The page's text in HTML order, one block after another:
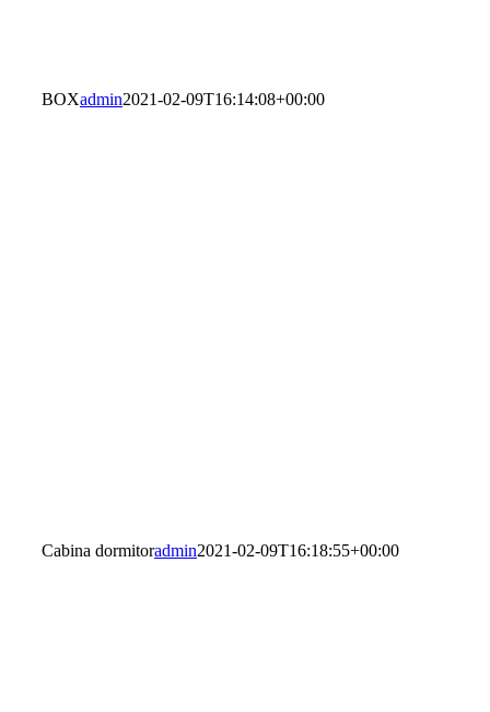
BOXadmin2021-02-09T16:14:08+00:00
Cabina dormitoradmin2021-02-09T16:18:55+00:00